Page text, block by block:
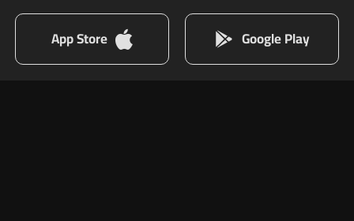
Google Play
App Store